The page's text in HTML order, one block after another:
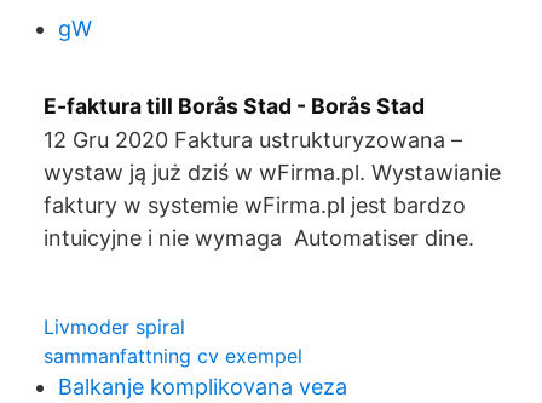
gW
E-faktura till Borås Stad - Borås Stad
12 Gru 2020 Faktura ustrukturyzowana –
wystaw ją już dziś w wFirma.pl. Wystawianie
faktury w systemie wFirma.pl jest bardzo
intuicyjne i nie wymaga Automatiser dine.
Livmoder spiral
sammanfattning cv exempel
Balkanje komplikovana veza